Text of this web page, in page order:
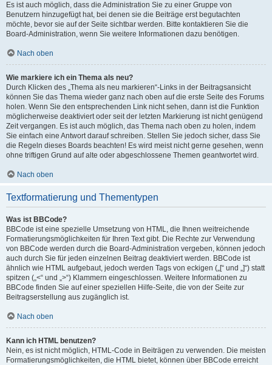
Es ist auch möglich, dass die Administration Sie zu einer Gruppe von
Benutzern hinzugefügt hat, bei denen sie die Beiträge erst begutachten
möchte, bevor sie auf der Seite sichtbar werden. Bitte kontaktieren Sie die
Board-Administration, wenn Sie weitere Informationen dazu benötigen.
Nach oben
Wie markiere ich ein Thema als neu?
Durch Klicken des „Thema als neu markieren“-Links in der Beitragsansicht
können Sie das Thema wieder ganz nach oben auf die erste Seite des Forums
holen. Wenn Sie den entsprechenden Link nicht sehen, dann ist die Funktion
möglicherweise deaktiviert oder seit der letzten Markierung ist nicht genügend
Zeit vergangen. Es ist auch möglich, das Thema nach oben zu holen, indem
Sie einfach eine Antwort darauf schreiben. Stellen Sie jedoch sicher, dass Sie
die Regeln dieses Boards beachten! Es wird meist nicht gerne gesehen, wenn
ohne triftigen Grund auf alte oder abgeschlossene Themen geantwortet wird.
Nach oben
Textformatierung und Thementypen
Was ist BBCode?
BBCode ist eine spezielle Umsetzung von HTML, die Ihnen weitreichende
Formatierungsmöglichkeiten für Ihren Text gibt. Die Rechte zur Verwendung
von BBCode werden durch die Board-Administration vergeben, können jedoch
auch durch Sie für jeden einzelnen Beitrag deaktiviert werden. BBCode ist
ähnlich wie HTML aufgebaut, jedoch werden Tags von eckigen („[“ und „]“) statt
spitzen („<“ und „>“) Klammern eingeschlossen. Weitere Informationen zu
BBCode finden Sie auf einer speziellen Hilfe-Seite, die von der Seite zur
Beitragserstellung aus zugänglich ist.
Nach oben
Kann ich HTML benutzen?
Nein, es ist nicht möglich, HTML-Code in Beiträgen zu verwenden. Die meisten
Formatierungsmöglichkeiten, die HTML bietet, können über BBCode erreicht